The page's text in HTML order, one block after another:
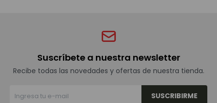
Suscríbete a nuestra newsletter
Recibe todas las novedades y ofertas de nuestra tienda.
SUSCRIBIRME